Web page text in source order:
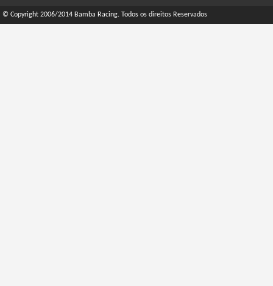
© Copyright 2006/2014 Bamba Racing. Todos os direitos Reservados